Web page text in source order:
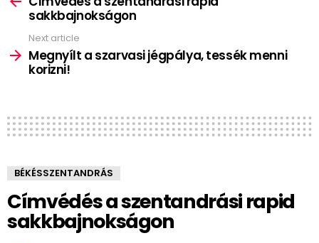
sakkbajnokságon
Next article
Megnyílt a szarvasi jégpálya, tessék menni
korizni!
BÉKÉSSZENTANDRÁS
Címvédés a szentandrási rapid
sakkbajnokságon